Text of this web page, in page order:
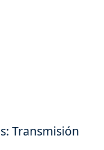
Transmisión